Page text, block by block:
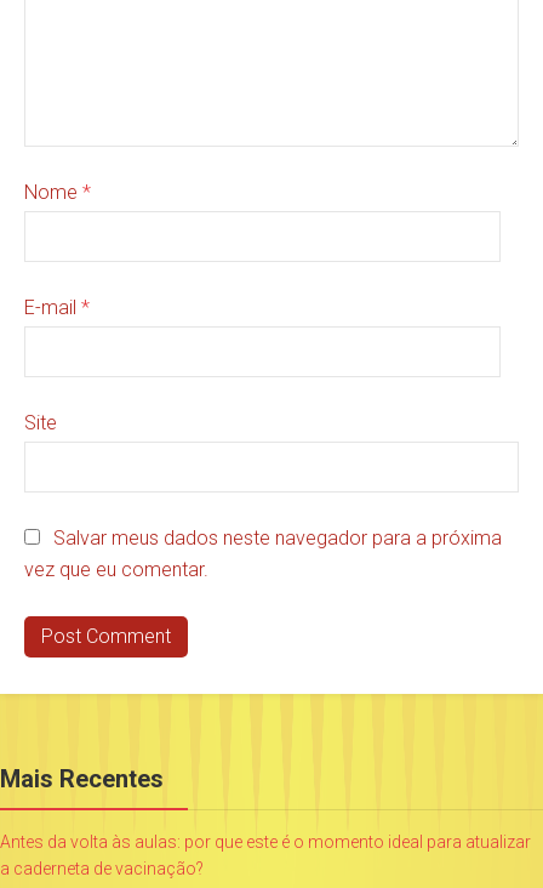
Nome *
E-mail *
Site
Salvar meus dados neste navegador para a próxima
vez que eu comentar.
Mais Recentes
Antes da volta às aulas: por que este é o momento ideal para atualizar
a caderneta de vacinação?